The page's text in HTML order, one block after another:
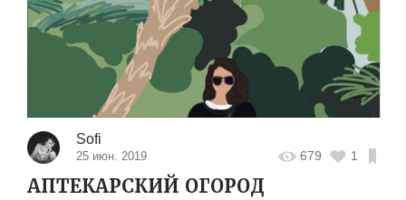
Sofi
25 июн. 2019 679 1
АПТЕКАРСКИЙ ОГОРОД